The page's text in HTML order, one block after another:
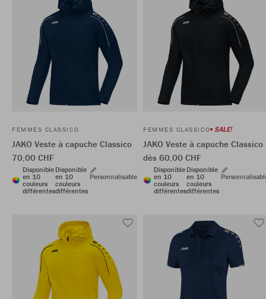
FEMMES CLASSICO
JAKO Veste à capuche Classico
70,00 CHF
Disponible
en 10
couleurs
différentes
Disponible
en 10
couleurs
différentes
Personnalisable
FEMMES CLASSICO SALE!
JAKO Veste à capuche Classico
dès 60,00 CHF
Disponible
en 10
couleurs
différentes
Disponible
en 10
couleurs
différentes